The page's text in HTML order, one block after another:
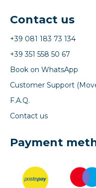
Contact us
+39 081 183 73 134
+39 351 558 50 67
Book on WhatsApp
Customer Support
F.A.Q.
Contact us
Payment